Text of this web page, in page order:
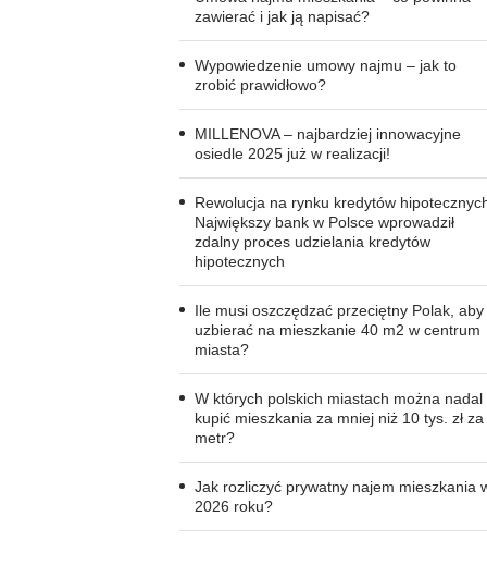
zawierać i jak ją napisać?
Wypowiedzenie umowy najmu – jak to
zrobić prawidłowo?
MILLENOVA – najbardziej innowacyjne
osiedle 2025 już w realizacji!
Rewolucja na rynku kredytów
Największy bank w Polsce wprowadził
zdalny proces udzielania kredytów
hipotecznych
Ile musi oszczędzać przeciętny Polak, aby
uzbierać na mieszkanie 40 m2 w centrum
miasta?
W których polskich miastach można nadal
kupić mieszkania za mniej niż 10 tys. zł za
metr?
Jak rozliczyć prywatny najem mieszkania
2026 roku?